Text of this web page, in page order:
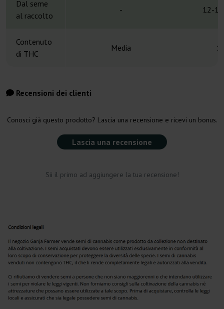
Dal seme
al raccolto
- 12-
Contenuto
di THC
Media
Recensioni dei clienti
Conosci già questo prodotto? Lascia una recensione e ricevi un bonus.
Lascia una recensione
Sii il primo ad aggiungere la tua recensione!